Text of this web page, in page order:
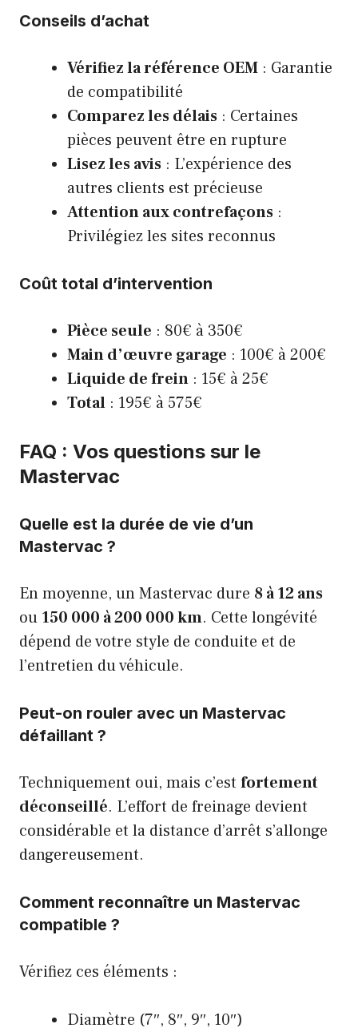
Conseils d’achat
Vérifiez la référence OEM : Garantie
de compatibilité
Comparez les délais : Certaines
pièces peuvent être en rupture
Lisez les avis : L’expérience des
autres clients est précieuse
Attention aux contrefaçons :
Privilégiez les sites reconnus
Coût total d’intervention
Pièce seule : 80€ à 350€
Main d’œuvre garage : 100€ à 200€
Liquide de frein : 15€ à 25€
Total : 195€ à 575€
FAQ : Vos questions sur le
Mastervac
Quelle est la durée de vie d’un
Mastervac ?
En moyenne, un Mastervac dure 8 à 12 ans
ou 150 000 à 200 000 km. Cette longévité
dépend de votre style de conduite et de
l’entretien du véhicule.
Peut-on rouler avec un Mastervac
défaillant ?
Techniquement oui, mais c’est fortement
déconseillé. L’effort de freinage devient
considérable et la distance d’arrêt s’allonge
dangereusement.
Comment reconnaître un Mastervac
compatible ?
Vérifiez ces éléments :
Diamètre (7″, 8″, 9″, 10″)